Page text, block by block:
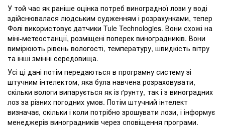
У той час як раніше оцінка потреб виноградної лози у воді
здійснювалася людським судженням і розрахунками, тепер
Фолі використовує датчики Tule Technologies. Вони схожі на
міні-метеостанції, розміщені поперек виноградників. Вони
вимірюють рівень вологості, температуру, швидкість вітру
та інші змінні середовища.
Усі ці дані потім передаються в програмну систему зі
штучним інтелектом, яка була навчена розраховувати,
скільки вологи випарується як із ґрунту, так і з виноградних
лоз за різних погодних умов. Потім штучний інтелект
визначає, скільки і коли потрібно зрошувати лози, і інформує
менеджерів виноградників через сповіщення програми.